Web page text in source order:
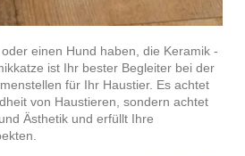
einen Hund haben, die Keramik -
ist Ihr bester Begleiter bei der
für Ihr Haustier. Es achtet
von Haustieren, sondern achtet
Ästhetik und erfüllt Ihre